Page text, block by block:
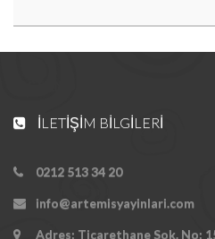
İLETIŞIM BILGILERI
0212 513 34 20
info@artemisyayinlari.com
Adres: Ticarethane Sok. No: